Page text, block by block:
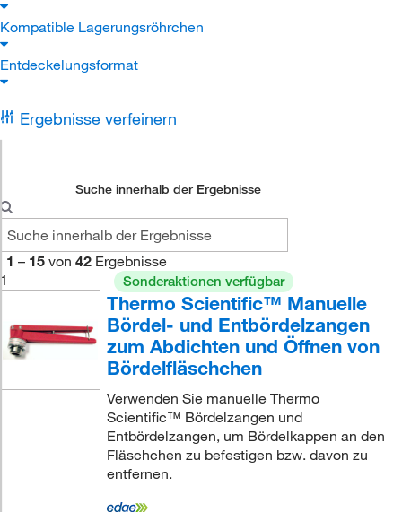
Kompatible Lagerungsröhrchen
Entdeckelungsformat
Ergebnisse verfeinern
Suche innerhalb der Ergebnisse
1 – 15 von 42 Ergebnisse
1
Sonderaktionen verfügbar
Thermo Scientific™ Manuelle
Bördel- und Entbördelzangen
zum Abdichten und Öffnen von
Bördelfläschchen
Verwenden Sie manuelle Thermo
Scientific™ Bördelzangen und
Entbördelzangen, um Bördelkappen an den
Fläschchen zu befestigen bzw. davon zu
entfernen.